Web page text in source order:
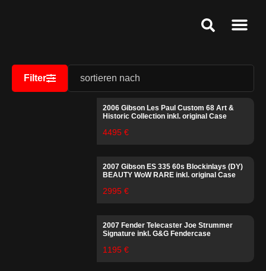
Filter
2006 Gibson Les Paul Custom 68 Art &
Historic Collection inkl. original Case
4495 €
2007 Gibson ES 335 60s Blockinlays (DY)
BEAUTY WoW RARE inkl. original Case
2995 €
2007 Fender Telecaster Joe Strummer
Signature inkl. G&G Fendercase
1195 €